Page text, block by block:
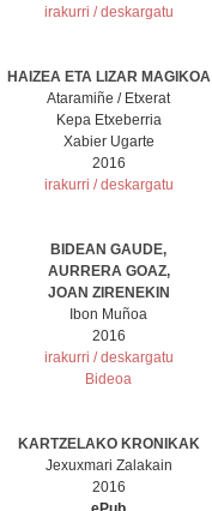
irakurri / deskargatu
HAIZEA ETA LIZAR MAGIKOA
Ataramiñe / Etxerat
Kepa Etxeberria
Xabier Ugarte
2016
irakurri / deskargatu
BIDEAN GAUDE,
AURRERA GOAZ,
JOAN ZIRENEKIN
Ibon Muñoa
2016
irakurri / deskargatu
Bideoa
KARTZELAKO KRONIKAK
Jexuxmari Zalakain
2016